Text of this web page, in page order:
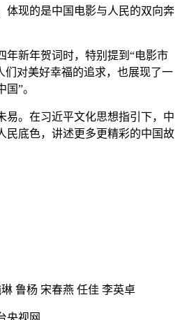
体现的是中国电影与人民的双向奔
年新年贺词时，特别提到“电影市
们对美好幸福的追求，也展现了一
”。
易。在习近平文化思想指引下，中
民底色，讲述更多更精彩的中国故
鲁杨 宋春燕 任佳 李英卓